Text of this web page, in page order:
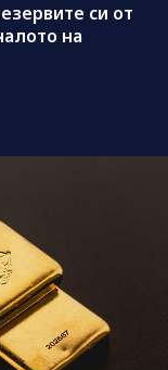
си от
на